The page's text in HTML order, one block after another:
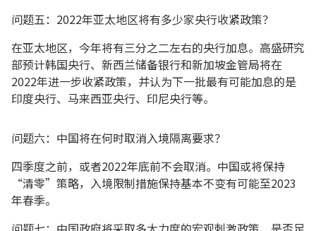
问题五：2022年亚太地区将有多少家央行收紧政策？
在亚太地区，今年将有三分之二左右的央行加息。高盛研究
部预计韩国央行、新西兰储备银行和新加坡金管局将在
2022年进一步收紧政策，并认为下一批最有可能加息的是
印度央行、马来西亚央行、印尼央行等。
问题六：中国将在何时取消入境隔离要求？
四季度之前，或者2022年底前不会取消。中国或将保持
“清零”策略，入境限制措施保持基本不变有可能至2023
年春季。